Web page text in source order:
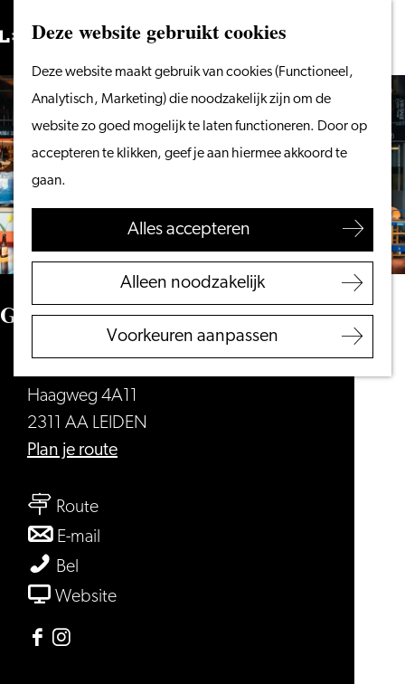
Deze website gebruikt cookies
Deze website maakt gebruik van cookies (Functioneel,
Analytisch, Marketing) die noodzakelijk zijn om de
website zo goed mogelijk te laten functioneren. Door op
accepteren te klikken, geef je aan hiermee akkoord te
gaan.
Alles accepteren
Alleen noodzakelijk
Voorkeuren aanpassen
Ga
naar
de
homepage
Menu
ZoekenVanaf het water
wandelen
Winkelen
Eten & drinken
Met kinderen
VVV Leiden
Bereikbaarheid
Regio Leiden
Zoeken
Galerie Café Leidse Lente
Haagweg 4A11
2311 AA LEIDEN
Plan je routenaar
Routenaar
Galerie
Leidse
E-mail
Café
Bel
Café
Websitevan
Facebook
Instagram